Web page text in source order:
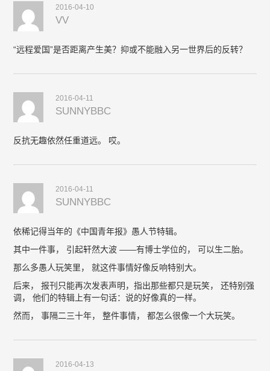
2016-04-10
VV
“远程爱国”是否距离产生美？抑或不能融入另一世界后的反转？
2016-04-11
SUNNYBBC
反抗无趣依然任重道远。 哎。
2016-04-11
SUNNYBBC
依稀记得当年的《中国青年报》愚人节特辑。
其中一件事， 引起轩然大波 ——有博士学位的， 可以生二胎。
那么多愚人玩笑里， 就这件事情好像反响特别大。
后来， 报刊只能再次发表声明，指出那些都只是玩笑， 还特别强
调， 他们的特辑上有一句话：说的好像真的一样。
然而， 事隔二三十年， 整件事情， 都怎么很像一个大玩笑。
2016-04-13